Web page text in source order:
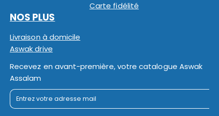
Carte fidélité
NOS PLUS
Livraison à domicile
Aswak drive
Recevez en avant-première, votre catalogue Aswak
Assalam